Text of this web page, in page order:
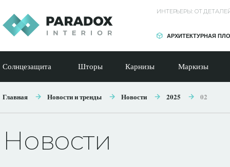
ИНТЕРЬЕРЫ: ОТ
АРХИТЕКТУРНАЯ
Солнцезащита Шторы Карнизы Маркизы
Главная Новости и тренды Новости 2025 02
Новости